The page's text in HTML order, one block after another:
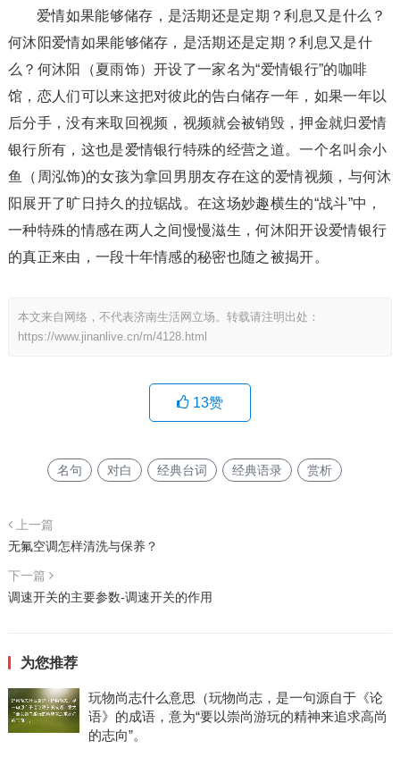
爱情如果能够储存，是活期还是定期？利息又是什么？
何沐阳爱情如果能够储存，是活期还是定期？利息又是什
么？何沐阳（夏雨饰）开设了一家名为“爱情银行”的咖啡
馆，恋人们可以来这把对彼此的告白储存一年，如果一年以
后分手，没有来取回视频，视频就会被销毁，押金就归爱情
银行所有，这也是爱情银行特殊的经营之道。一个名叫余小
鱼（周泓饰)的女孩为拿回男朋友存在这的爱情视频，与何沐
阳展开了旷日持久的拉锯战。在这场妙趣横生的“战斗”中，
一种特殊的情感在两人之间慢慢滋生，何沐阳开设爱情银行
的真正来由，一段十年情感的秘密也随之被揭开。
本文来自网络，不代表济南生活网立场。转载请注明出处：
https://www.jinanlive.cn/m/4128.html
13赞
名句 对白 经典台词 经典语录 赏析
上一篇
无氟空调怎样清洗与保养？
下一篇
调速开关的主要参数-调速开关的作用
为您推荐
玩物尚志什么意思（玩物尚志，是一句源自于《论
语》的成语，意为“要以崇尚游玩的精神来追求高尚
的志向”。